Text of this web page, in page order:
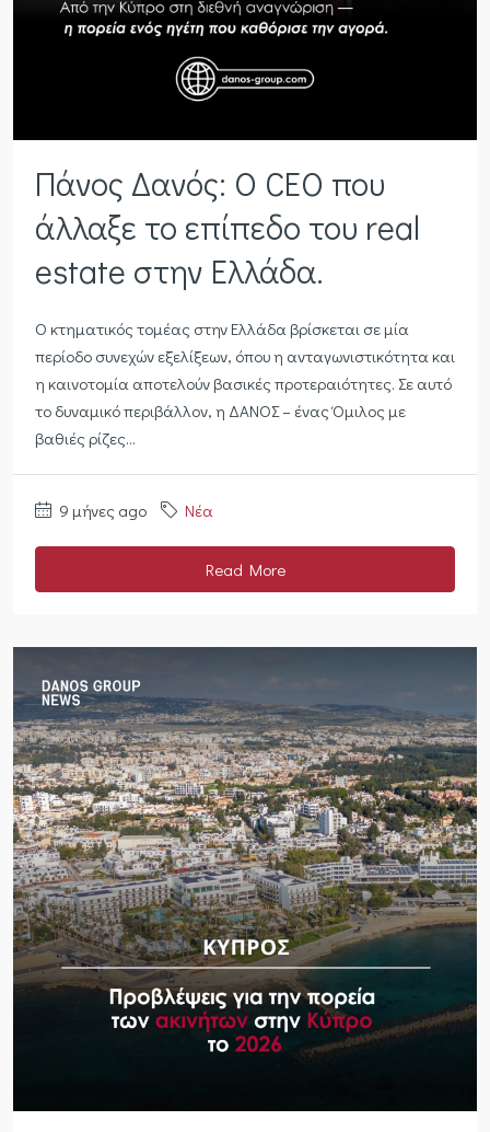
Πάνος Δανός: Ο CEO που
άλλαξε το επίπεδο του real
estate στην Ελλάδα.
Ο κτηματικός τομέας στην Ελλάδα βρίσκεται σε μία
περίοδο συνεχών εξελίξεων, όπου η ανταγωνιστικότητα και
η καινοτομία αποτελούν βασικές προτεραιότητες. Σε αυτό
το δυναμικό περιβάλλον, η ΔΑΝΟΣ – ένας Όμιλος με
βαθιές ρίζες...
9 μήνες ago Νέα
Read More